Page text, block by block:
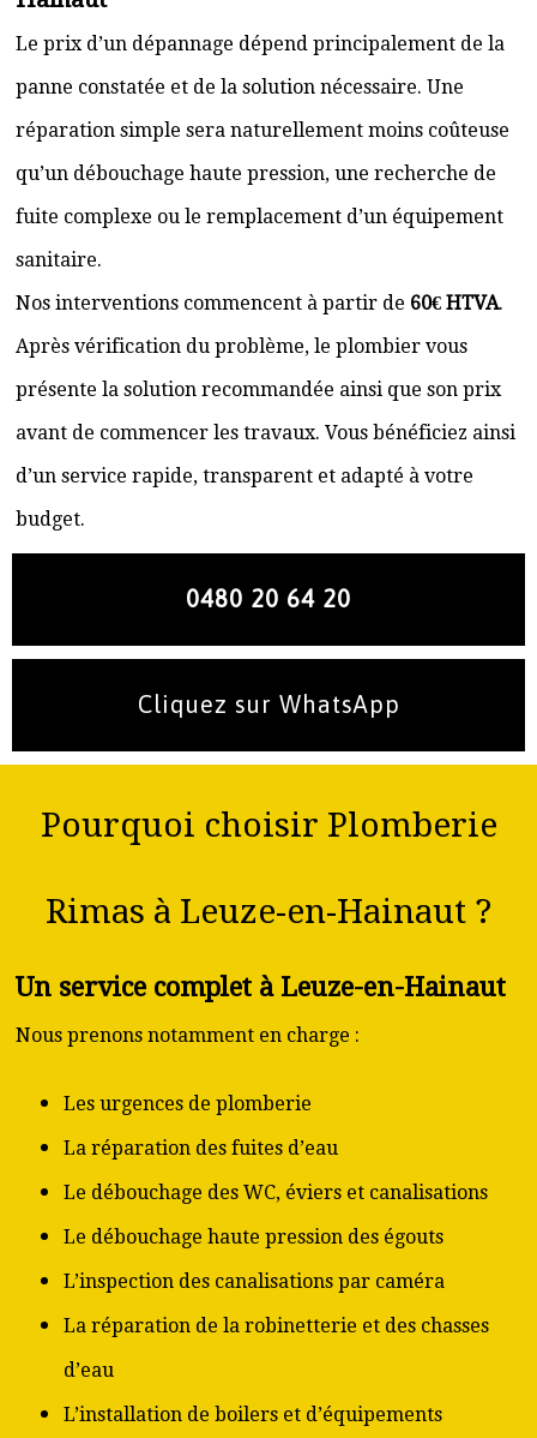
Le prix d’un dépannage dépend principalement de la
panne constatée et de la solution nécessaire. Une
réparation simple sera naturellement moins coûteuse
qu’un débouchage haute pression, une recherche de
fuite complexe ou le remplacement d’un équipement
sanitaire.
Nos interventions commencent à partir de 60€ HTVA.
Après vérification du problème, le plombier vous
présente la solution recommandée ainsi que son prix
avant de commencer les travaux. Vous bénéficiez ainsi
d’un service rapide, transparent et adapté à votre
budget.
0480 20 64 20
Cliquez sur WhatsApp
Pourquoi choisir Plomberie
Rimas à Leuze-en-Hainaut ?
Un service complet à Leuze-en-Hainaut
Nous prenons notamment en charge :
Les urgences de plomberie
La réparation des fuites d’eau
Le débouchage des WC, éviers et canalisations
Le débouchage haute pression des égouts
L’inspection des canalisations par caméra
La réparation de la robinetterie et des chasses
d’eau
L’installation de boilers et d’équipements